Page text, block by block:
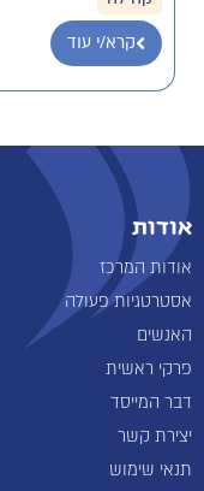
קרא/י עוד
אודות
אודות המרכז
אסטרטגיות פעולה
האנשים
פרקי ראשית
דבר המייסד
יצירת קשר
תנאי שימוש